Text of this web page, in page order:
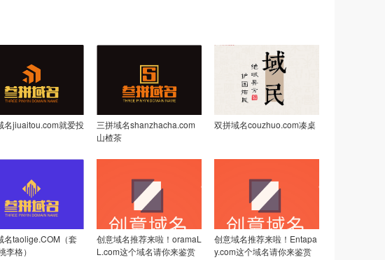
名jiuaitou.com就爱投
三拼域名shanzhacha.com
山楂茶
双拼域名couzhuo.com凑桌
名taolige.COM（套
李格）
创意域名推荐来啦！oramaL
L.com这个域名请你来鉴赏
创意域名推荐来啦！Entapa
y.com这个域名请你来鉴赏